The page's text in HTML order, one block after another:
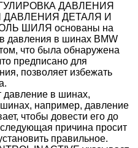
ДАВЛЕНИЯ
ДЕТАЛЯ И
ШИЛЯ основаны на
давления в шинах BMW
что была обнаружена
предписано для
позволяет избежать
в шинах,
например, давление
чтобы довести его до
причина просит
правильное.